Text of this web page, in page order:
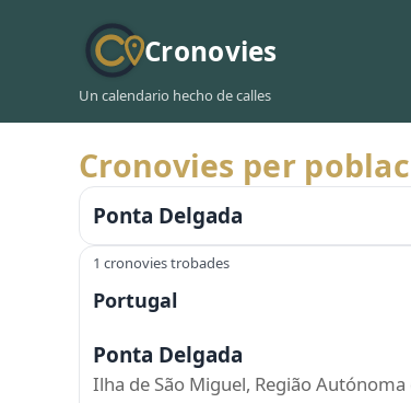
Cronovies
Un calendario hecho de calles
Cronovies per
Ponta Delgada
1 cronovies trobades
Portugal
Ponta Delgada
Ilha de São Miguel, Região